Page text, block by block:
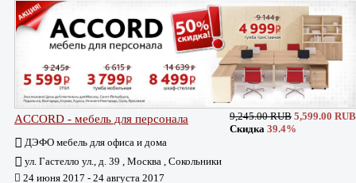
9,245.00 RUB 5,599.00 RUB
Скидка 39.4%
ACCORD - мебель для персонала
ДЭФО мебель для офиса и дома
ул. Гастелло ул., д. 39 , Москва , Сокольники
24 июня 2017 - 24 августа 2017